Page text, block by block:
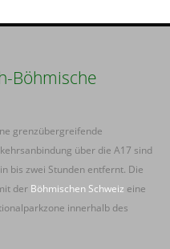
Böhmische
grenzübergreifende
über die A17 sind
bis zwei Stunden entfernt. Die
der Böhmischen Schweiz eine
innerhalb des